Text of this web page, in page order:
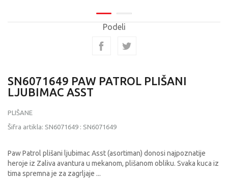
Podeli
SN6071649 PAW PATROL PLIŠANI
LJUBIMAC ASST
PLIŠANE
Šifra artikla: SN6071649 : SN6071649
Paw Patrol plišani ljubimac Asst (asortiman) donosi najpoznatije
heroje iz Zaliva avantura u mekanom, plišanom obliku. Svaka kuca iz
tima spremna je za zagrljaje ...